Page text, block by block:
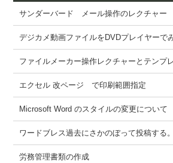
サンダーバード メール操作のレクチャー
デジカメ動画ファイルをDVDプレイヤーで
ファイルメーカー操作レクチャーとテンプ
エクセル 改ページ で印刷範囲指定
Microsoft Word のスタイルの変更について
ワードブレス過去にさかのぼって投稿する。
労務管理書類の作成